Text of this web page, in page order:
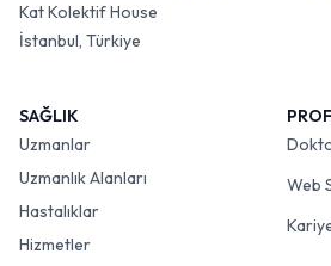
Kat Kolektif House
İstanbul, Türkiye
SAĞLIK
Uzmanlar
Uzmanlık Alanları
Hastalıklar
Hizmetler
Web